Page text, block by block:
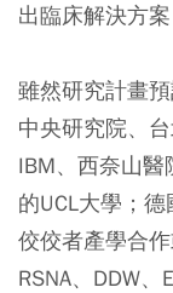
出臨床解決方
雖然研究計畫
中央研究院、台
IBM、西奈山
的UCL大學；
佼佼者產學合
RSNA、DDW